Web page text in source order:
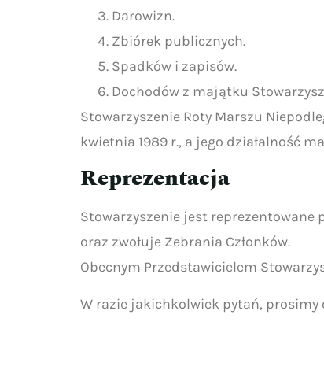
Darowizn.
Zbiórek publicznych.
Spadków i zapisów.
Dochodów z majątku
Stowarzyszenie Roty Marszu
kwietnia 1989 r., a jego działalność
Reprezentacja
Stowarzyszenie jest
oraz zwołuje Zebrania Członków.
Obecnym Przedstawicielem
W razie jakichkolwiek pytań,